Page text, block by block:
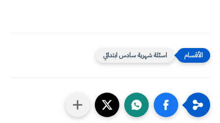
اسئلة شهرية سادس ابتدائي